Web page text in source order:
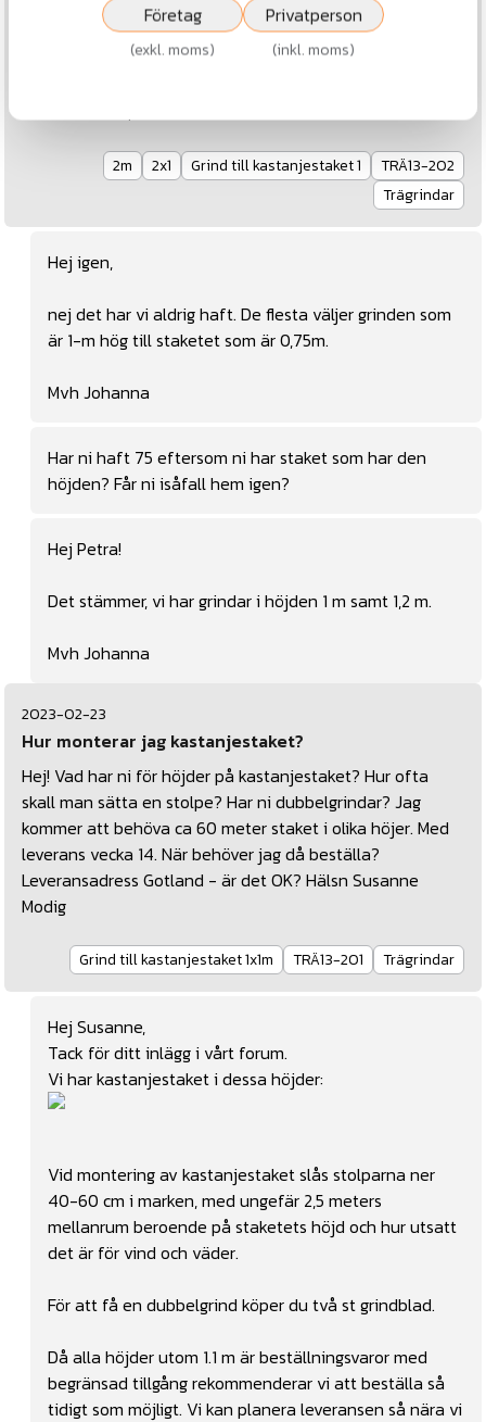
2025-05-08
Vilka höjder finns kastanjegrindar i?
2m 2x1 Grind till kastanjestaket 1
TRÄ13-202
Trägrindar
Hej igen,
nej det har vi aldrig haft. De flesta väljer grinden som
är 1-m hög till staketet som är 0,75m.
Mvh Johanna
Har ni haft 75 eftersom ni har staket som har den
höjden? Får ni isåfall hem igen?
Hej Petra!
Det stämmer, vi har grindar i höjden 1 m samt 1,2 m.
Mvh Johanna
2023-02-23
Hur monterar jag kastanjestaket?
Hej! Vad har ni för höjder på kastanjestaket? Hur ofta
skall man sätta en stolpe? Har ni dubbelgrindar? Jag
kommer att behöva ca 60 meter staket i olika höjer. Med
leverans vecka 14. När behöver jag då beställa?
Leveransadress Gotland - är det OK? Hälsn Susanne
Modig
Grind till kastanjestaket 1x1m TRÄ13-201 Trägrindar
Hej Susanne,
Tack för ditt inlägg i vårt forum.
Vi har kastanjestaket i dessa höjder:
Vid montering av kastanjestaket slås stolparna ner
40-60 cm i marken, med ungefär 2,5 meters
mellanrum beroende på staketets höjd och hur utsatt
det är för vind och väder.
För att få en dubbelgrind köper du två st grindblad.
Då alla höjder utom 1.1 m är beställningsvaror med
begränsad tillgång rekommenderar vi att beställa så
tidigt som möjligt. Vi kan planera leveransen så nära vi
Företag
(exkl. moms)
Privatperson
(inkl. moms)